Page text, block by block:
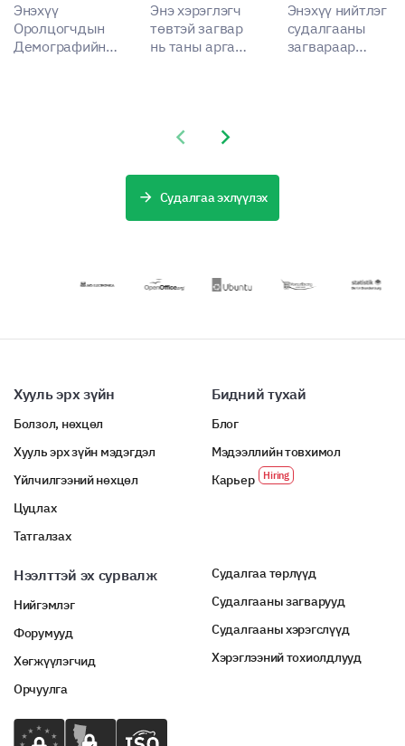
Энэхүү
Оролцогчдын
Демографийн
Энэ хэрэглэгч
төвтэй загвар
нь таны арга
ойлголтуудыг
боломжийг
олгодог.
Энэхүү нийтлэг
судалгааны
загвараар
Previous slide
Next slide
Судалгаа эхлүүлэх
Хууль эрх зүйн
Болзол, нөхцөл
Хууль эрх зүйн мэдэгдэл
Үйлчилгээний нөхцөл
Цуцлах
Татгалзах
Бидний тухай
Блог
Мэдээллийн товхимол
Карьер
Нээлттэй эх сурвалж
Нийгэмлэг
Форумууд
Хөгжүүлэгчид
Орчуулга
Судалгаа төрлүүд
Судалгааны загварууд
Судалгааны хэрэгслүүд
Хэрэглээний тохиолдлууд